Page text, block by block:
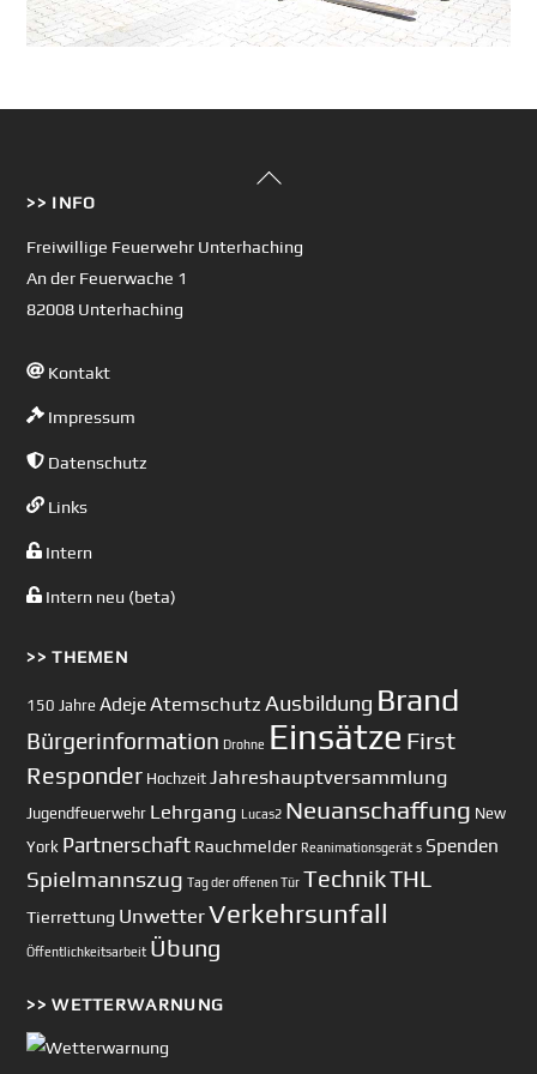
Back
>> INFO
Freiwillige Feuerwehr Unterhaching
An der Feuerwache 1
82008 Unterhaching
Kontakt
Impressum
Datenschutz
Links
Intern
Intern neu (beta)
>> THEMEN
150 Jahre AdejeAtemschutz Ausbildung Brand
Bürgerinformation Drohne Einsätze First
Responder Hochzeit Jahreshauptversammlung
Jugendfeuerwehr Lehrgang Lucas2 Neuanschaffung New
York Partnerschaft Rauchmelder Reanimationsgerät s Spenden
Spielmannszug Tag der offenen Tür TechnikTHL
Tierrettung UnwetterVerkehrsunfall
Öffentlichkeitsarbeit Übung
>> WETTERWARNUNG